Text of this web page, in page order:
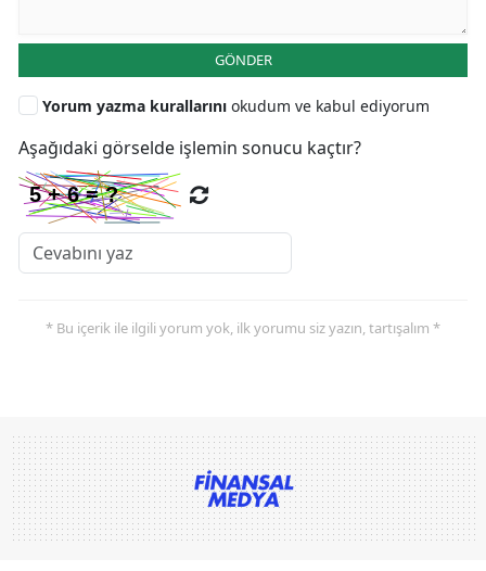
GÖNDER
Yorum yazma kurallarını okudum ve kabul ediyorum
Aşağıdaki görselde işlemin sonucu kaçtır?
* Bu içerik ile ilgili yorum yok, ilk yorumu siz yazın, tartışalım *